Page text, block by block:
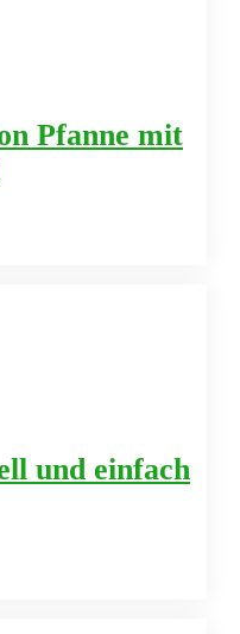
Pfanne mit
und einfach